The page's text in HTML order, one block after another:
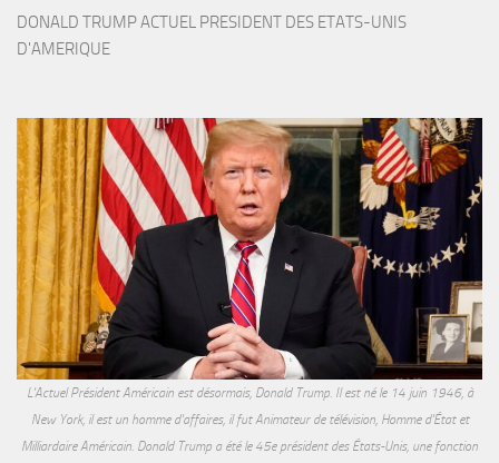
DONALD TRUMP ACTUEL PRESIDENT DES ETATS-UNIS
D'AMERIQUE
L'Actuel Président Américain est désormais, Donald Trump. Il est né le 14 juin 1946, à
New York, il est un homme d'affaires, il fut Animateur de télévision, Homme d'État et
Milliardaire Américain. Donald Trump a été le 45e président des États-Unis, une fonction